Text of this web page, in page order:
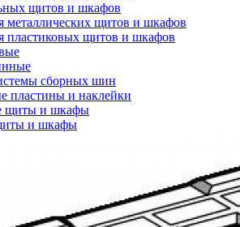
щитов и шкафов
металлических щитов и шкафов
пластиковых щитов и шкафов
сборных шин
пластины и наклейки
щиты и шкафы
и шкафы